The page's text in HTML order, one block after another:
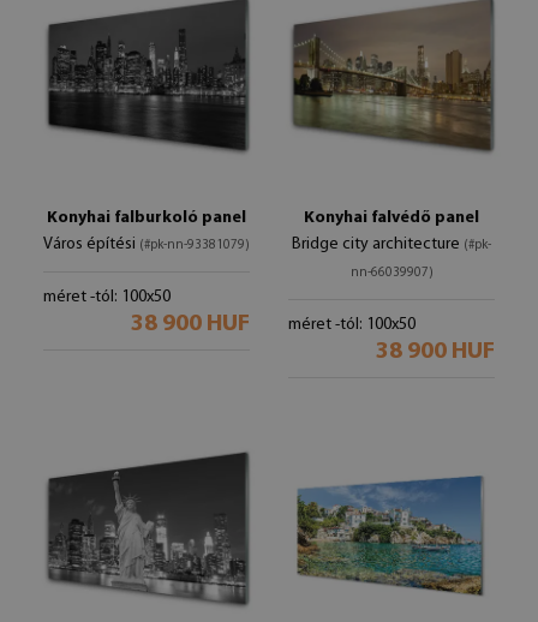
Konyhai falburkoló panel
Város építési (#pk-nn-93381079)
méret -tól: 100x50
38 900 HUF
Konyhai falvédő panel
Bridge city architecture (#pk-
nn-66039907)
méret -tól: 100x50
38 900 HUF